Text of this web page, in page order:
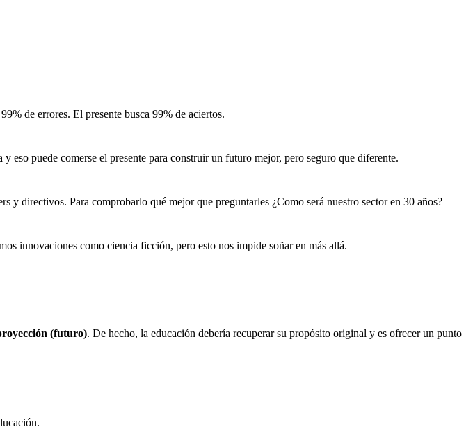
de errores. El presente busca 99% de aciertos.
eso puede comerse el presente para construir un futuro mejor, pero seguro que diferente.
y directivos. Para comprobarlo qué mejor que preguntarles ¿Como será nuestro sector en 30 años?
innovaciones como ciencia ficción, pero esto nos impide soñar en más allá.
(futuro). De hecho, la educación debería recuperar su propósito original y es ofrecer un punto